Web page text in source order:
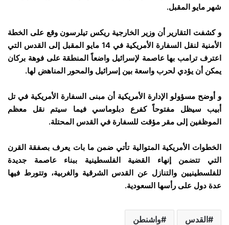
شهر مايو المقبل.
و كشفت التقارير أن وزير الخارجية ريكس تيلرسون وقع على الخطة
الأمنية لنقل السفارة الأمريكية في 14 مايو المقبل إلى القدس التي
اعترف ترامب بها عاصمة لإسرائيل واضعاً المنطقة على فوهة بركان
يمكن أن يؤدي لحرب واسعة بين إسرائيل والمحور المناهض لها.
و أوضح مسؤولو الإدارة الأمريكية أن مبنى السفارة الأمريكية في تل
أبيب سيظل مفتوحاً كفرع دبلوماسي فيما سيتم نقل معظم
الموظفين إلى مقر مؤقت للسفارة في القدس المحتلة.
الخطوات الأمريكية المتوالية تأتي ضمن ما بات يعرف بصفقة القرن
التي تتضمن إنهاء القضية الفلسطينية ببناء عاصمة جديدة
للفلسطينيين والتنازل عن القدس الشرقية والغربية، وتتورط فيها
عدة دول على رأسها السعودية.
القدس واشنطن